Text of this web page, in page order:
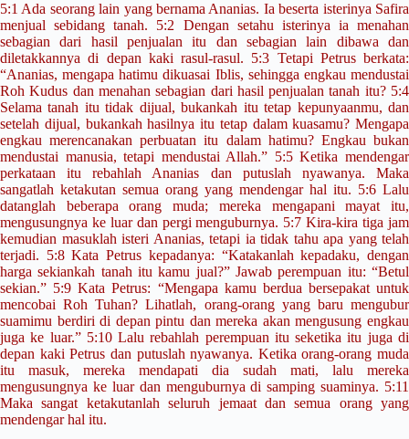
5:1 Ada seorang lain yang bernama Ananias. Ia beserta isterinya Safira
menjual sebidang tanah. 5:2 Dengan setahu isterinya ia menahan
sebagian dari hasil penjualan itu dan sebagian lain dibawa dan
diletakkannya di depan kaki rasul-rasul. 5:3 Tetapi Petrus berkata:
“Ananias, mengapa hatimu dikuasai Iblis, sehingga engkau mendustai
Roh Kudus dan menahan sebagian dari hasil penjualan tanah itu? 5:4
Selama tanah itu tidak dijual, bukankah itu tetap kepunyaanmu, dan
setelah dijual, bukankah hasilnya itu tetap dalam kuasamu? Mengapa
engkau merencanakan perbuatan itu dalam hatimu? Engkau bukan
mendustai manusia, tetapi mendustai Allah.” 5:5 Ketika mendengar
perkataan itu rebahlah Ananias dan putuslah nyawanya. Maka
sangatlah ketakutan semua orang yang mendengar hal itu. 5:6 Lalu
datanglah beberapa orang muda; mereka mengapani mayat itu,
mengusungnya ke luar dan pergi menguburnya. 5:7 Kira-kira tiga jam
kemudian masuklah isteri Ananias, tetapi ia tidak tahu apa yang telah
terjadi. 5:8 Kata Petrus kepadanya: “Katakanlah kepadaku, dengan
harga sekiankah tanah itu kamu jual?” Jawab perempuan itu: “Betul
sekian.” 5:9 Kata Petrus: “Mengapa kamu berdua bersepakat untuk
mencobai Roh Tuhan? Lihatlah, orang-orang yang baru mengubur
suamimu berdiri di depan pintu dan mereka akan mengusung engkau
juga ke luar.” 5:10 Lalu rebahlah perempuan itu seketika itu juga di
depan kaki Petrus dan putuslah nyawanya. Ketika orang-orang muda
itu masuk, mereka mendapati dia sudah mati, lalu mereka
mengusungnya ke luar dan menguburnya di samping suaminya. 5:11
Maka sangat ketakutanlah seluruh jemaat dan semua orang yang
mendengar hal itu.